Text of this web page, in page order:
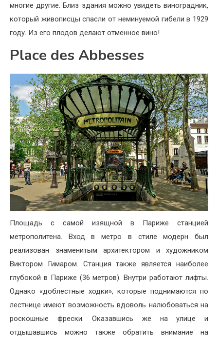
многие другие. Близ здания можно увидеть виноградник,
который живописцы спасли от неминуемой гибели в 1929
году. Из его плодов делают отменное вино!
Place des Abbesses
Площадь с самой изящной в Париже станцией
метрополитена. Вход в метро в стиле модерн был
реализован знаменитым архитектором и художником
Виктором Гимаром. Cтанция также является наиболее
глубокой в Париже (36 метров). Внутри работают лифты.
Однако «доблестные ходки», которые поднимаются по
лестнице имеют возможность вдоволь налюбоваться на
роскошные фрески. Оказавшись же на улице и
отдышавшись можно также обратить внимание на